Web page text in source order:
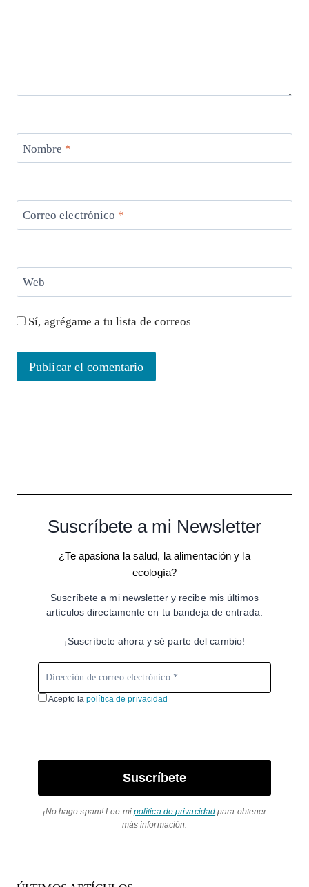
Nombre *
Correo electrónico *
Web
Sí, agrégame a tu lista de correos
Suscríbete a mi Newsletter
¿Te apasiona la salud, la alimentación y la
ecología?
Suscríbete a mi newsletter y recibe mis últimos
artículos directamente en tu bandeja de entrada.
¡Suscríbete ahora y sé parte del cambio!
Acepto lapolítica de privacidad
Suscríbete
¡No hago spam! Lee mi política de privacidad para obtener
más información.